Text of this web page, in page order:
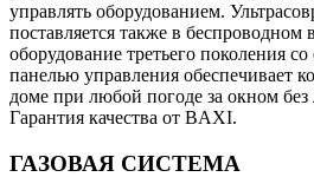
управлять оборудованием.
поставляется также в беспроводном
оборудование третьего поколения
панелью управления обеспечивает
доме при любой погоде за окном
Гарантия качества от BAXI.
ГАЗОВАЯ СИСТЕМА